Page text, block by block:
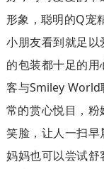
形象，聪明的Q宠
小朋友看到就足
的包装都十足的
客与Smiley World
常的赏心悦目，
笑脸，让人一扫早
妈妈也可以尝试